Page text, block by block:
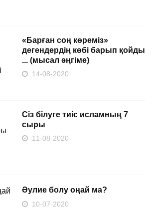
«Барған соң көреміз»
дегендердің көбі барып қойды
... (мысал әңгіме)
14-08-2020
Сіз білуге тиіс исламның 7
сыры
11-08-2020
Əулие болу оңай ма?
10-07-2020